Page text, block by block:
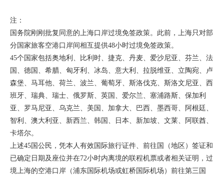
注：
国务院刚刚批复同意的上海口岸过境免签政策。此前，上海只对部
分国家旅客空港口岸间相互提供48小时过境免签政策。
45个国家包括奥地利、比利时、捷克、丹麦、爱沙尼亚、芬兰、法
国、德国、希腊、匈牙利、冰岛、意大利、拉脱维亚、立陶宛、卢
森堡、马耳他、荷兰、波兰、葡萄牙、斯洛伐克、斯洛文尼亚、西
班牙、瑞典、瑞士、俄罗斯、英国、爱尔兰、塞浦路斯、保加利
亚、罗马尼亚、乌克兰、美国、加拿大、巴西、墨西哥、阿根廷、
智利、澳大利亚、新西兰、韩国、日本、新加坡、文莱、阿联酋、
卡塔尔。
上述45国公民，凭本人有效国际旅行证件、前往国（地区）签证和
已确定日期及座位并在72小时内离境的联程机票或者相关证明，过
境上海的空港口岸（浦东国际机场或虹桥国际机场）前往第三国